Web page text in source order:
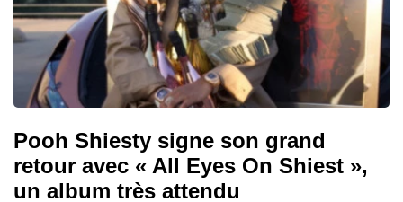
Pooh Shiesty signe son grand
retour avec « All Eyes On Shiest »,
un album très attendu